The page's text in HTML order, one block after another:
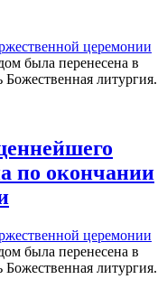
церемонии
была перенесена в
Божественная литургия.
по окончании
церемонии
была перенесена в
Божественная литургия.